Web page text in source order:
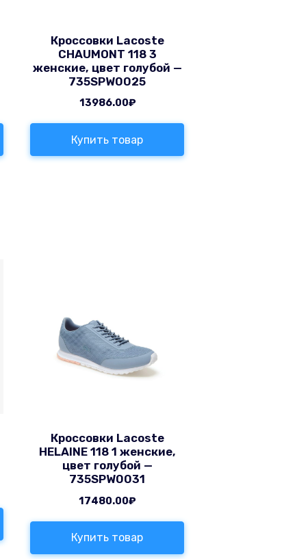
Кроссовки Lacoste
CHAUMONT 118 3
женские, цвет голубой —
735SPW0025
13986.00₽
Купить товар
Кроссовки Lacoste
HELAINE 118 1 женские,
цвет голубой —
735SPW0031
17480.00₽
Купить товар